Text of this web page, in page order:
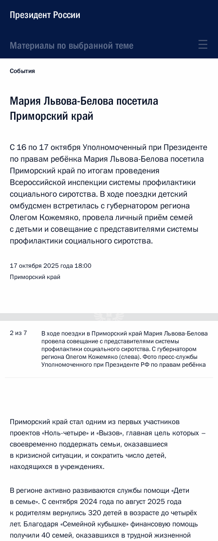
Президент России
Материалы по выбранной теме
События
Мария Львова-Белова посетила
Приморский край
С 16 по 17 октября Уполномоченный при Президенте
по правам ребёнка Мария Львова-Белова посетила
Приморский край по итогам проведения
Всероссийской инспекции системы профилактики
социального сиротства. В ходе поездки детский
омбудсмен встретилась с губернатором региона
Олегом Кожемяко, провела личный приём семей
с детьми и совещание с представителями системы
профилактики социального сиротства.
17 октября 2025 года 18:00
Приморский край
2 из 7
В ходе поездки в Приморский край Мария Львова-Белова
провела совещание с представителями системы
профилактики социального сиротства. С губернатором
региона Олегом Кожемяко (слева). Фото пресс-службы
Уполномоченного при Президенте РФ по правам ребёнка
Приморский край стал одним из первых участников
проектов «Ноль-четыре» и «Вызов», главная цель которых –
своевременно поддержать семьи, оказавшиеся
в кризисной ситуации, и сократить число детей,
находящихся в учреждениях.
В регионе активно развиваются службы помощи «Дети
в семье». С сентября 2024 года по август 2025 года
к родителям вернулись 320 детей в возрасте до четырёх
лет. Благодаря «Семейной кубышке» финансовую помощь
получили 40 семей, оказавшихся в трудной жизненной